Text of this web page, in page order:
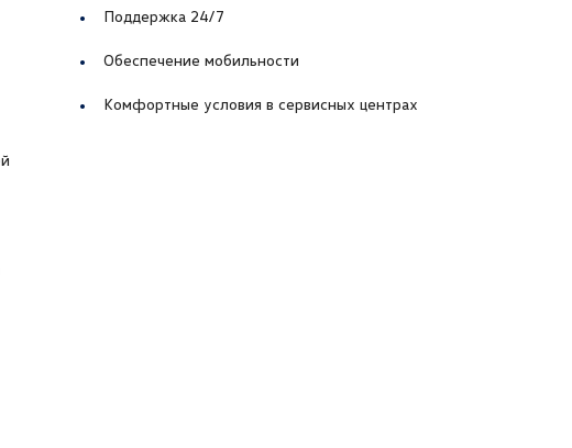
Поддержка 24/7
Обеспечение мобильности
Комфортные условия в сервисных центрах